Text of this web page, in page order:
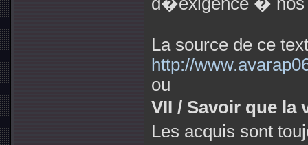
La source de ce
http://
ou
VII / Savoir que
Les acquis sont